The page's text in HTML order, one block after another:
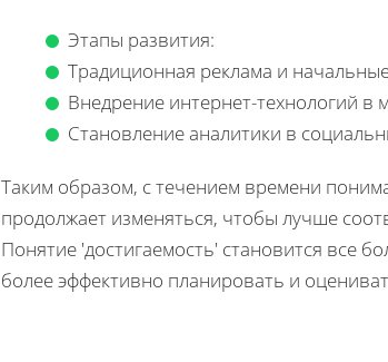
Этапы развития:
Традиционная реклама и
Внедрение интернет-технологий в
Становление аналитики в
Таким образом, с течением времени
продолжает изменяться, чтобы лучше
Понятие 'достигаемость' становится все
более эффективно планировать и